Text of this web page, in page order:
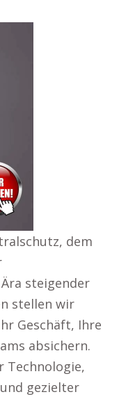
dem
steigender
stellen wir
Geschäft, Ihre
absichern.
Technologie,
gezielter